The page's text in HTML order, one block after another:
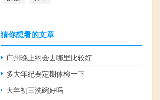
猜你想看的文章
广州晚上约会去哪里比较好
多大年纪要定期体检一下
大年初三洗碗好吗